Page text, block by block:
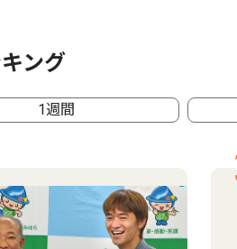
ング
1週間